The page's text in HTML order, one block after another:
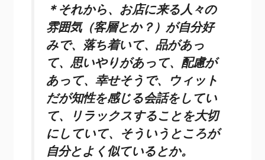
＊それから、お店に来る人々の
雰囲気（客層とか？）が自分好
みで、落ち着いて、品があっ
て、思いやりがあって、配慮が
あって、幸せそうで、ウィット
だが知性を感じる会話をしてい
て、リラックスすることを大切
にしていて、そういうところが
自分とよく似ているとか。